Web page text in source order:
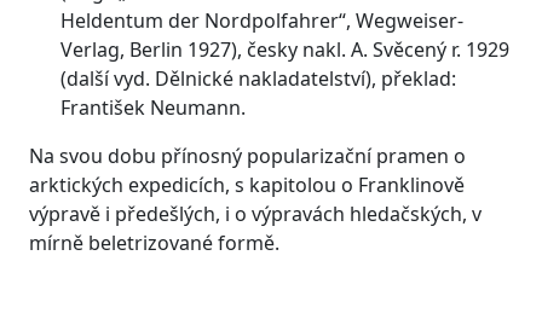
Heldentum der Nordpolfahrer“, Wegweiser-
Verlag, Berlin 1927), česky nakl. A. Svěcený r. 1929
(další vyd. Dělnické nakladatelství), překlad:
František Neumann.
Na svou dobu přínosný popularizační pramen o
arktických expedicích, s kapitolou o Franklinově
výpravě i předešlých, i o výpravách hledačských, v
mírně beletrizované formě.